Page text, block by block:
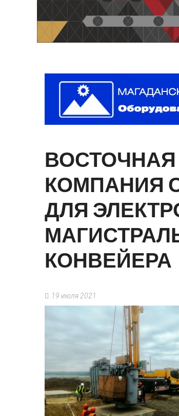
ВОСТОЧНАЯ
КОМПАНИЯ
ДЛЯ
КОНВЕЙЕРА
19 июля 2021